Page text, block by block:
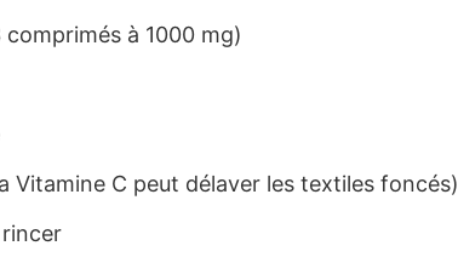
à 1000 mg)
Vitamine C peut délaver les textiles foncés)